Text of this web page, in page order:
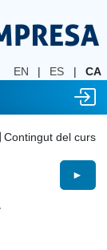
EN | ES |
CA
Contingut del curs
►